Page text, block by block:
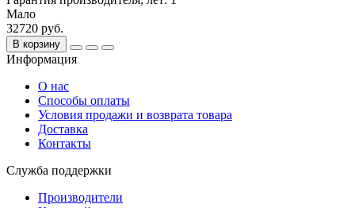
Мало
32720 руб.
В корзину
Информация
О нас
Способы оплаты
Условия продажи и возврата товара
Доставка
Контакты
Служба поддержки
Производители